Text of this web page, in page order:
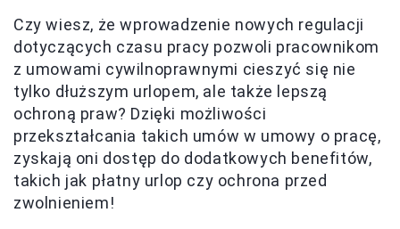
Czy wiesz, że wprowadzenie nowych regulacji
dotyczących czasu pracy pozwoli pracownikom
z umowami cywilnoprawnymi cieszyć się nie
tylko dłuższym urlopem, ale także lepszą
ochroną praw? Dzięki możliwości
przekształcania takich umów w umowy o pracę,
zyskają oni dostęp do dodatkowych benefitów,
takich jak płatny urlop czy ochrona przed
zwolnieniem!